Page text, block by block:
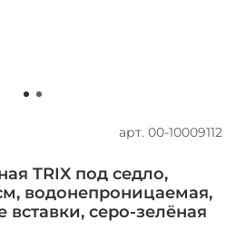
арт. 00-10009112
TRIX под седло,
водонепроницаемая,
серо-зелёная